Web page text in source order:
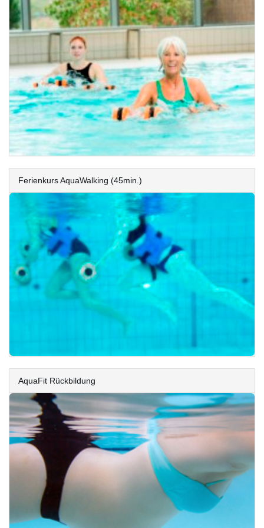
Ferienkurs AquaWalking (45min.)
AquaFit Rückbildung